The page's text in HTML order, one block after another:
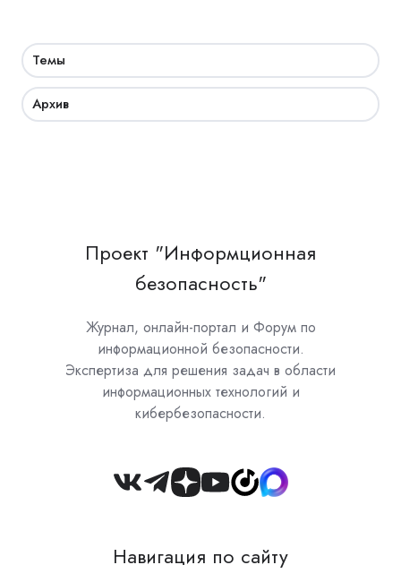
Темы
Архив
Проект "Информционная
безопасность"
Журнал, онлайн-портал и Форум по
информационной безопасности.
Экспертиза для решения задач в области
информационных технологий и
кибербезопасности.
Join
Slack
Навигация по сайту